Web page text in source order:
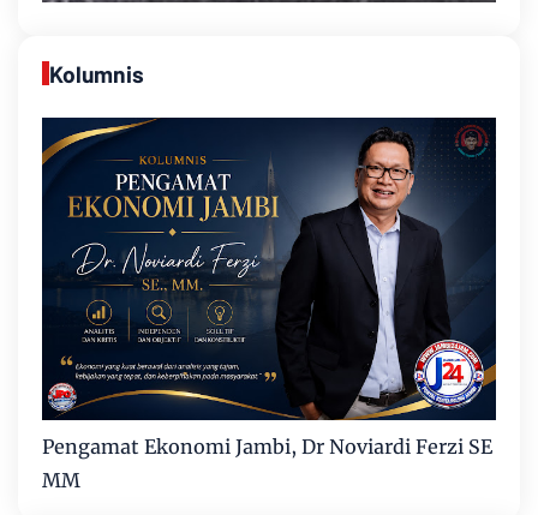
Kolumnis
Pengamat Ekonomi Jambi, Dr Noviardi Ferzi SE
MM